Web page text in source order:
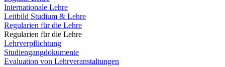
Internationale Lehre
Leitbild Studium & Lehre
Regularien für die Lehre
Regularien für die Lehre
Lehrverpflichtung
Studiengangdokumente
Evaluation von Lehrveranstaltungen